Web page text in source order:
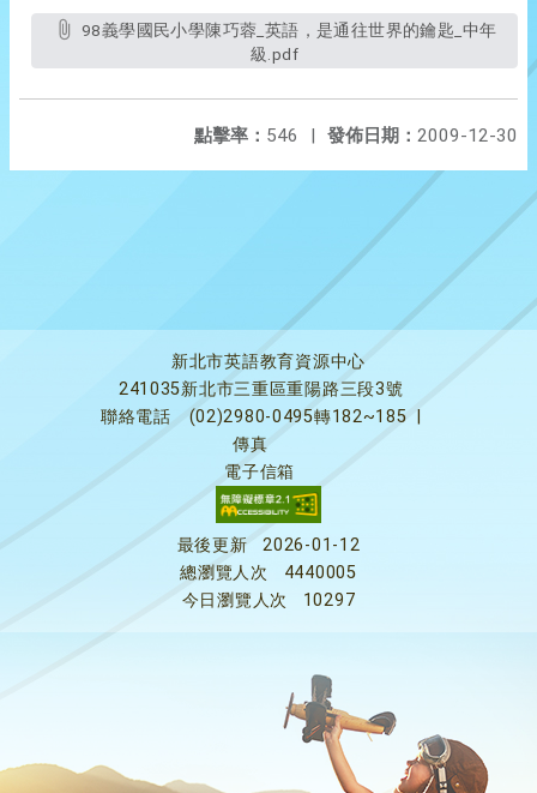
級.pdf
發佈日期： 2009-12-30
點擊率： 546 |
新北市英語教育資源中心
241035新北市三重區重陽路三段3號
聯絡電話
(02)2980-0495轉182~185
傳真
電子信箱
最後更新
2026-01-12
總瀏覽人次
4440005
今日瀏覽人次
10297